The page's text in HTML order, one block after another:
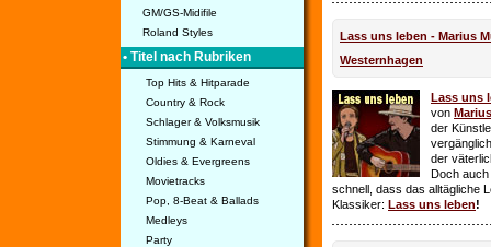
GM/GS-Midifile
Roland Styles
• Titel nach Rubriken
Top Hits & Hitparade
Country & Rock
Schlager & Volksmusik
Stimmung & Karneval
Oldies & Evergreens
Movietracks
Pop, 8-Beat & Ballads
Medleys
Party
Lass uns leben - Marius
Westernhagen
Lass uns
von
der
der
Doch auch
schnell, dass das alltägliche
Klassiker: Lass uns leben!